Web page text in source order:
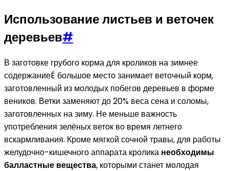
Использование листьев и веточек
деревьев#
В заготовке грубого корма для кроликов на зимнее
содержаниеÉ большое место занимает веточный корм,
заготовленный из молодых побегов деревьев в форме
веников. Ветки заменяют до 20% веса сена и соломы,
заготовленных на зиму. Не меньше важность
употребления зелёных веток во время летнего
вскармливания. Кроме мягкой сочной травы, для работы
желудочно-кишечного аппарата кролика необходимы
балластные вещества, которыми станет молодая